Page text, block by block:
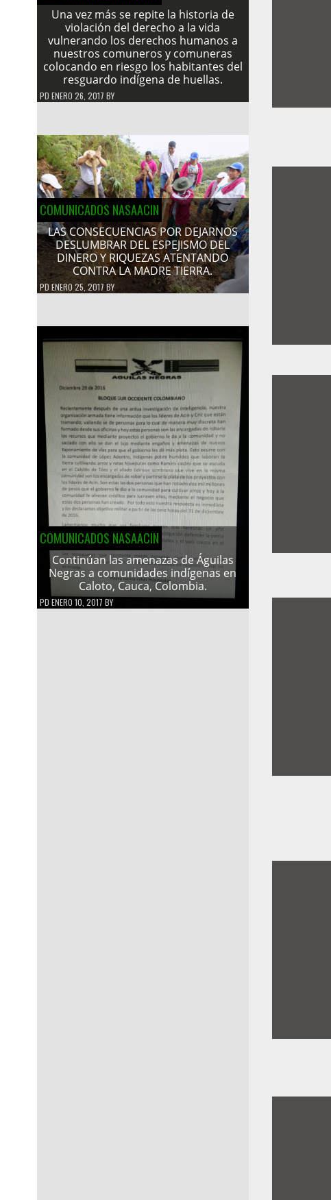
Una vez más se repite la historia de
violación del derecho a la vida
vulnerando los derechos humanos a
nuestros comuneros y comuneras
colocando en riesgo los habitantes del
resguardo indígena de huellas.
PD ENERO 26, 2017 BY
COMUNICADOS NASAACIN
LAS CONSECUENCIAS POR DEJARNOS
DESLUMBRAR DEL ESPEJISMO DEL
DINERO Y RIQUEZAS ATENTANDO
CONTRA LA MADRE TIERRA.
PDENERO 25, 2017 BY
COMUNICADOS NASAACIN
Continúan las amenazas de Águilas
Negras a comunidades indígenas en
Caloto, Cauca, Colombia.
PD ENERO 10, 2017 BY